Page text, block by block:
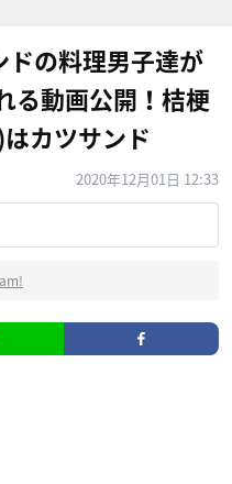
ドの料理男子達が
る動画公開！桔梗
カツサンド
2020年12月01日 12:33